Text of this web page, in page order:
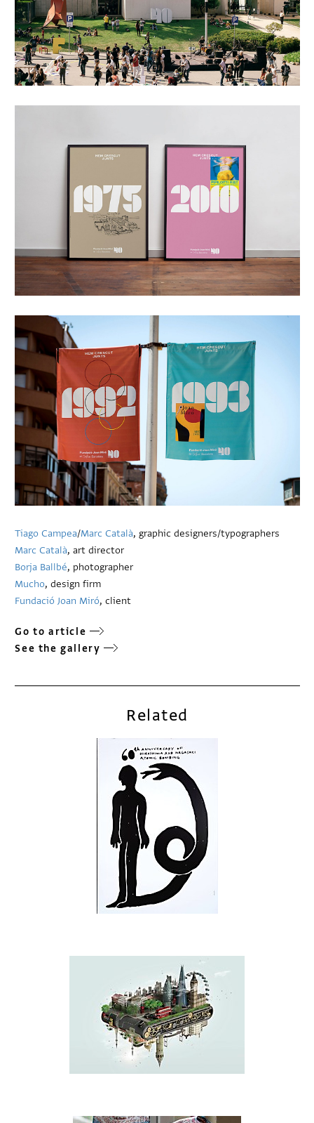
Tiago Campea/Marc Català, graphic designers/typographers
Marc Català, art director
Borja Ballbé, photographer
Mucho, design firm
Fundació Joan Miró, client
Go to article
See the gallery
Related